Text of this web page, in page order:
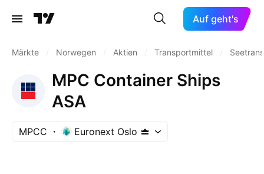
Auf geht's
Märkte Norwegen Aktien Transportmittel
MPC Container Ships
ASA
MPCC Euronext Oslo